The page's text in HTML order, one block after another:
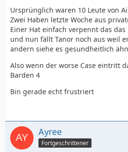
Ursprünglich waren 10 Leute von
Zwei Haben letzte Woche aus
Einer Hat einfach verpennt das das
und nun fällt Tanor noch aus weil
andern siehe es gesundheitlich
Also wenn der worse Case eintritt
Barden 4
Bin gerade echt frustriert
Ayree
Fortgeschrittener